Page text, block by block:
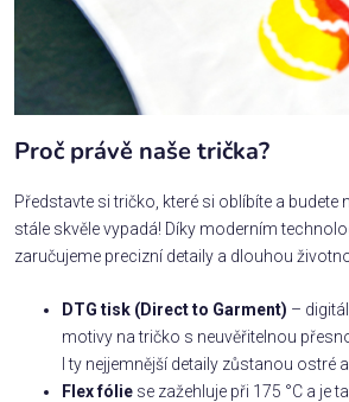
Proč právě naše trička?
Představte si tričko, které si oblíbíte a budete
stále skvěle vypadá! Díky moderním
zaručujeme precizní detaily a dlouhou
DTG tisk (Direct to Garment) –
motivy na tričko s neuvěřitelnou
I ty nejjemnější detaily zůstanou ostré
Flex fólie se zažehluje při 175 °C a je